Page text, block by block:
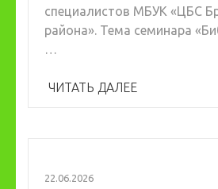
специалистов МБУК «ЦБС
района». Тема семинара
…
ЧИТАТЬ ДАЛЕЕ
22.06.2026